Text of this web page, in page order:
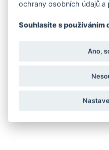
ochrany osobních údajů
Souhlasíte s používáním
Ano,